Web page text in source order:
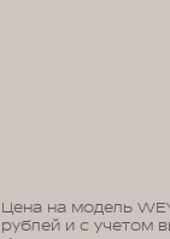
Цена на модель
рублей и с учетом